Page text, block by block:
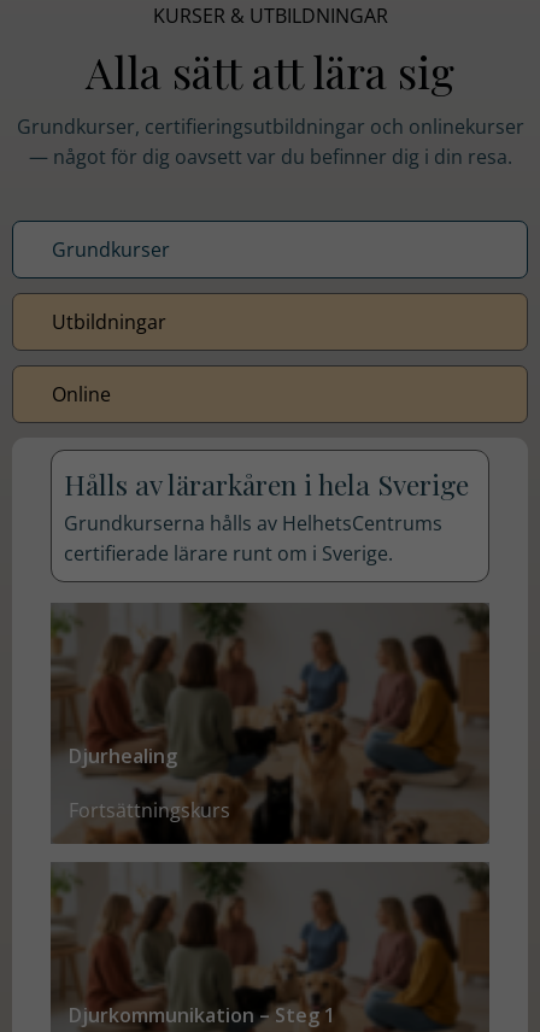
KURSER & UTBILDNINGAR
Alla sätt att lära sig
Grundkurser, certifieringsutbildningar och onlinekurser
— något för dig oavsett var du befinner dig i din resa.
Grundkurser
Utbildningar
Online
Hålls av lärarkåren i hela Sverige
Grundkurserna hålls av HelhetsCentrums
certifierade lärare runt om i Sverige.
Djurhealing
Fortsättningskurs
Djurkommunikation – Steg 1
funktionalitet
uppbyggnad,
baserat på
Upplevelse
hemsida ska
besök. Om
du nekar de
här kakorna
kommer
viss
funktionalitet
att försvinna
hemsidan.
Marknadsföring
Genom att dela
intressen och ditt
beteende när du
surfar ökar du
chansen att få se
personligt